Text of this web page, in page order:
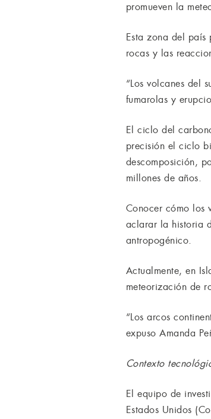
promueven la
Esta zona del país
rocas y las
“Los volcanes del
fumarolas y
El ciclo del
precisión el ciclo
descomposición,
millones de años.
Conocer cómo los
aclarar la historia
antropogénico.
Actualmente, en
meteorización de
“Los arcos
expuso Amanda
Contexto
El equipo de
Estados Unidos